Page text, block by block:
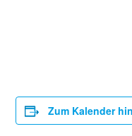
Zum Kalender